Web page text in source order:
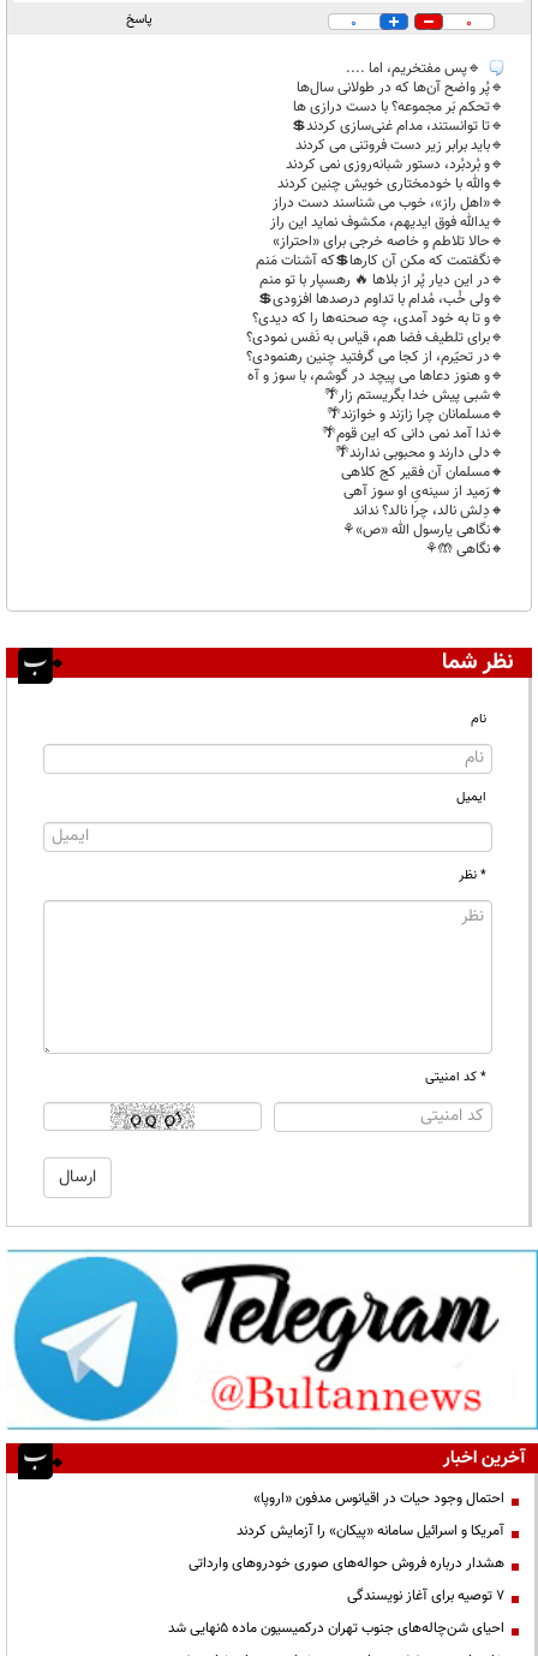
0
0 پاسخ
🔹️پس مفتخریم، اما ....
🔹️پُر واضح آن‌ها که در طولانی سال‌ها
🔹️تحکم بَر مجموعه؟ با دست درازی ها
🔹️تا توانستند، مدام غنی‌سازی کردند💲
🔹️باید برابر زیر دست فروتنی می کردند
🔹️و بُردبُرد، دستور شبانه‌روزی نمی کردند
🔹️والله با خودمختاری خویش چنین کردند
🔹️«اهل راز»، خوب می شناسند دست دراز
🔹️یدالله فوق ایدیهم، مکشوف نماید این راز
🔹️حالا تلاطم و خاصه خرجی برای «احتراز»
🔹️نگفتمت که مکن آن کارها💲که آشنات مَنم
🔹️در این دیار پُر از بلاها 🔥 رهسپار با تو منم
🔹️ولی خُب، مُدام با تداوم درصدها افزودی💲
🔹️و تا به خود آمدی، چه صحنه‌ها را که دیدی؟
🔹️برای تلطیف فضا هم، قیاس به نَفس نمودی؟
🔹️در تحیّرم، از کجا می گرفتید چنین رهنمودی؟
🔹️و هنوز دعاها می پیچد در گوشم، با سوز و آه
🔹️شبی پیش خدا بگریستم زار🌴
🔹️مسلمانان چرا زارَند و خوارَند🌴
🔹️ندا آمد نمی دانی که این قوم🌴
🔹️دلی دارند و محبوبی ندارند🌴
🔸️مسلمان آن فقیر کج کلاهی
🔸️رَمید از سینه‌یِ او سوز آهی
🔸️دِلش نالد، چرا نالد؟ نداند
🔸️نگاهی یارسول الله «ص»⚘️
🔸️نگاهی 🤲⚘️
نظر شما
نام
ایمیل
* نظر
* کد امنیتی
آخرین اخبار
احتمال وجود حیات در اقیانوس مدفون «اروپا»
آمریکا و اسرائیل سامانه «پیکان» را آزمایش کردند
هشدار درباره فروش حواله‌های صوری خودروهای وارداتی
۷ توصیه برای آغاز نویسندگی
احیای شن‌چاله‌های جنوب تهران درکمیسیون ماده ۵نهایی شد